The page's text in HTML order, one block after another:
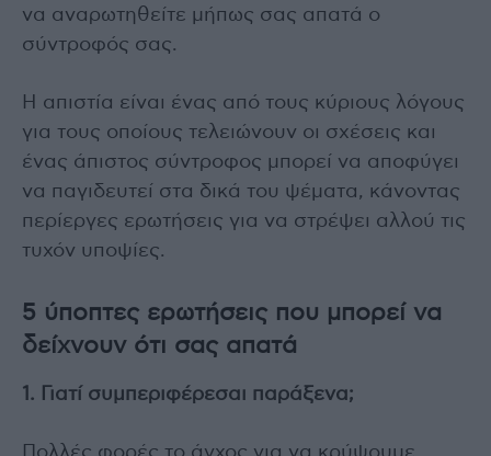
να αναρωτηθείτε μήπως σας απατά ο
σύντροφός σας.
Η απιστία είναι ένας από τους κύριους λόγους
για τους οποίους τελειώνουν οι σχέσεις και
ένας άπιστος σύντροφος μπορεί να αποφύγει
να παγιδευτεί στα δικά του ψέματα, κάνοντας
περίεργες ερωτήσεις για να στρέψει αλλού τις
τυχόν υποψίες.
5 ύποπτες ερωτήσεις που μπορεί να
δείχνουν ότι σας απατά
1. Γιατί συμπεριφέρεσαι παράξενα;